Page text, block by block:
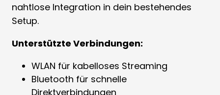
nahtlose Integration in dein bestehendes
Setup.
Unterstützte Verbindungen:
WLAN für kabelloses Streaming
Bluetooth für schnelle
Direktverbindungen